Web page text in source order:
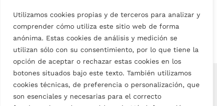
Utilizamos cookies propias y de terceros para analizar y
comprender cómo utiliza este sitio web de forma
anónima. Estas cookies de análisis y medición se
utilizan sólo con su consentimiento, por lo que tiene la
opción de aceptar o rechazar estas cookies en los
botones situados bajo este texto. También utilizamos
cookies técnicas, de preferencia o personalización, que
son esenciales y necesarias para el correcto
Condiciones Generales de Venta
English (Inglés) Español